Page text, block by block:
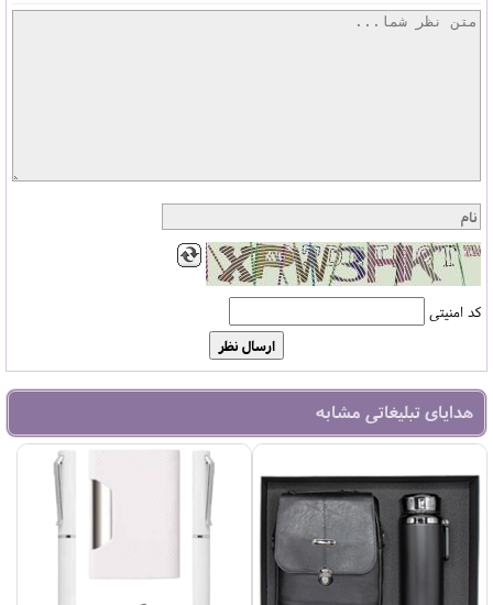
کد امنیتی
هدایای تبلیغاتی مشابه